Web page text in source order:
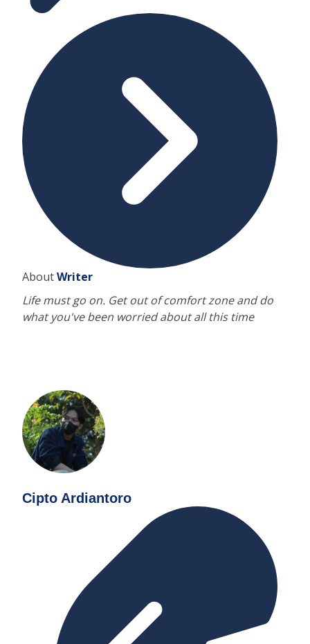
AboutWriter
Life must go on. Get out of comfort zone and do
what you've been worried about all this time
Cipto Ardiantoro